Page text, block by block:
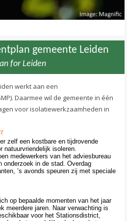
gemeente Leiden
for Leiden
werkt aan een
Daarmee wil de gemeente in één
voor isolatiewerkzaamheden in
zelf een kostbare en tijdrovende
natuurvriendelijk isoleren.
medewerkers van het adviesbureau
onderzoek in de stad. Overdag
’s avonds speuren zij met speciale
op bepaalde momenten van het jaar
meerdere jaren. Naar verwachting is
voor het Stationsdistrict,